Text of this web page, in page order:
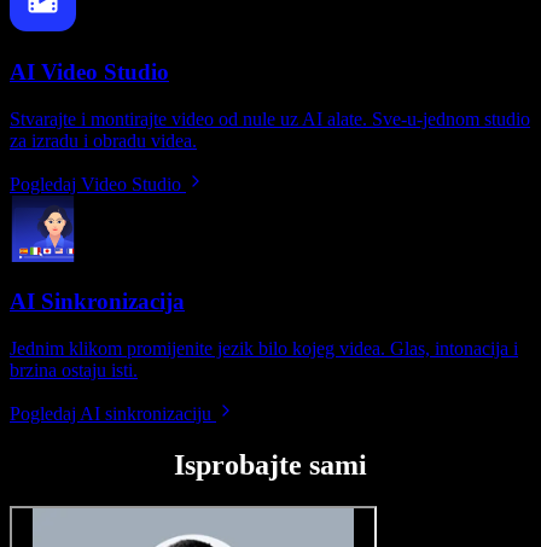
AI Video Studio
Stvarajte i montirajte video od nule uz AI alate. Sve-u-jednom studio
za izradu i obradu videa.
Pogledaj Video Studio
AI Sinkronizacija
Jednim klikom promijenite jezik bilo kojeg videa. Glas, intonacija i
brzina ostaju isti.
Pogledaj AI sinkronizaciju
Isprobajte sami